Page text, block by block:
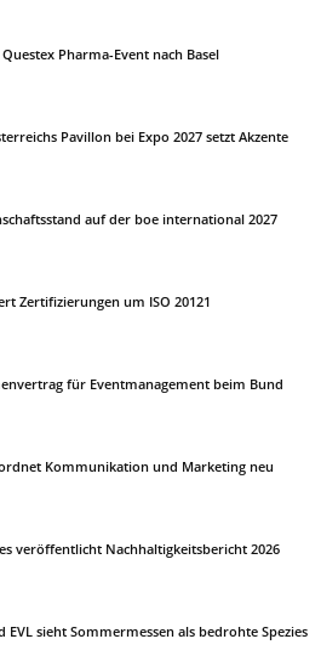
Pharma-Event nach Basel
Pavillon bei Expo 2027 setzt Akzente
auf der boe international 2027
Zertifizierungen um ISO 20121
für Eventmanagement beim Bund
Kommunikation und Marketing neu
veröffentlicht Nachhaltigkeitsbericht 2026
EVL sieht Sommermessen als bedrohte Spezies